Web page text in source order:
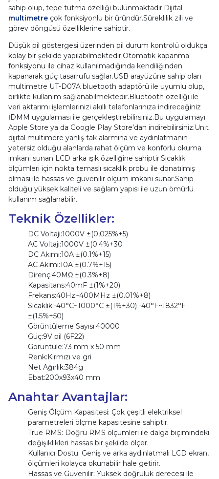
sahip olup, tepe tutma özelliği bulunmaktadır.Dijital
multimetre çok fonksiyonlu bir üründür.Süreklilik zili ve
görev döngüsü özelliklerine sahiptir.
Düşük pil göstergesi üzerinden pil durum kontrolü oldukça
kolay bir şekilde yapılabilmektedir.Otomatik kapanma
fonksiyonu ile cihaz kullanılmadığında kendiliğinden
kapanarak güç tasarrufu sağlar.USB arayüzüne sahip olan
multimetre UT-D07A bluetooth adaptörü ile uyumlu olup,
birlikte kullanım sağlanabilmektedir.Bluetooth özelliği ile
veri aktarımı işlemlerinizi akıllı telefonlarınıza indireceğiniz
İDMM uygulaması ile gerçekleştirebilirsiniz.Bu uygulamayı
Apple Store ya da Google Play Store’dan indirebilirsiniz.Unit
dijital multimere yanlış tak alarmına ve aydınlatmanın
yetersiz olduğu alanlarda rahat ölçüm ve konforlu okuma
imkanı sunan LCD arka ışık özelliğine sahiptir.Sıcaklık
ölçümleri için nokta temaslı sıcaklık probu ile donatılmış
olması ile hassas ve güvenilir ölçüm imkanı sunar.Sahip
olduğu yüksek kaliteli ve sağlam yapısı ile uzun ömürlü
kullanım sağlanabilir.
Teknik Özellikler:
DC Voltajı:1000V ±(0,025%+5)
AC Voltajı:1000V ±(0.4%+30
DC Akımı:10A ±(0.1%+15)
AC Akımı:10A ±(0.7%+15)
Direnç:40MΩ ±(0.3%+8)
Kapasitans:40mF ±(1%+20)
Frekans:40Hz~400MHz ±(0.01%+8)
Sıcaklık:-40°C~1000°C ±(1%+30) -40°F~1832°F
±(1.5%+50)
Görüntüleme Sayısı:40000
Güç:9V pil (6F22)
Görüntüle:73 mm x 50 mm
Renk:Kırmızı ve gri
Net Ağırlık:384g
Ebat:200x93x40 mm
Anahtar Avantajlar:
Geniş Ölçüm Kapasitesi: Çok çeşitli elektriksel
parametreleri ölçme kapasitesine sahiptir.
True RMS: Doğru RMS ölçümleri ile dalga biçimindeki
değişiklikleri hassas bir şekilde ölçer.
Kullanıcı Dostu: Geniş ve arka aydınlatmalı LCD ekran,
ölçümleri kolayca okunabilir hale getirir.
Hassas ve Güvenilir: Yüksek doğruluk derecesi ile